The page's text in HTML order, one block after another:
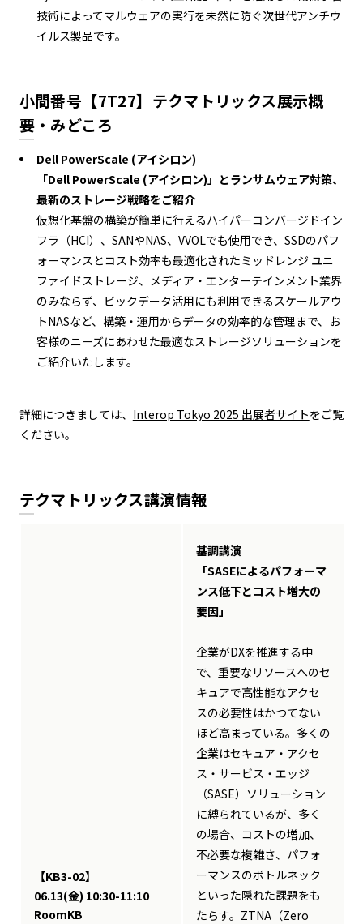
技術によってマルウェアの実行を未然に防ぐ次世代アンチウ
イルス製品です。
小間番号【7T27】テクマトリックス展示概
要・みどころ
Dell PowerScale (アイシロン)
「Dell PowerScale (アイシロン)」とランサムウェア対策、
最新のストレージ戦略をご紹介
仮想化基盤の構築が簡単に行えるハイパーコンバージドイン
フラ（HCI）、SANやNAS、VVOLでも使用でき、SSDのパフ
ォーマンスとコスト効率も最適化されたミッドレンジ ユニ
ファイドストレージ、メディア・エンターテインメント業界
のみならず、ビックデータ活用にも利用できるスケールアウ
トNASなど、構築・運用からデータの効率的な管理まで、お
客様のニーズにあわせた最適なストレージソリューションを
ご紹介いたします。
詳細につきましては、 Interop Tokyo 2025 出展者サイトをご覧
ください。
テクマトリックス講演情報
【KB3-02】
06.13(金) 10:30-11:10
RoomKB
基調講演
「SASEによるパフォーマ
ンス低下とコスト増大の
要因」
企業がDXを推進する中
で、重要なリソースへのセ
キュアで高性能なアクセ
スの必要性はかつてない
ほど高まっている。多くの
企業はセキュア・アクセ
ス・サービス・エッジ
（SASE）ソリューション
に縛られているが、多く
の場合、コストの増加、
不必要な複雑さ、パフォ
ーマンスのボトルネック
といった隠れた課題をも
たらす。ZTNA（Zero